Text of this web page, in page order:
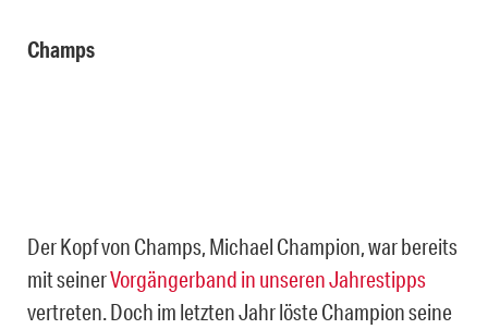
Champs
Der Kopf von Champs, Michael Champion, war bereits
mit seinerVorgängerband in unseren Jahrestipps
vertreten. Doch im letzten Jahr löste Champion seine